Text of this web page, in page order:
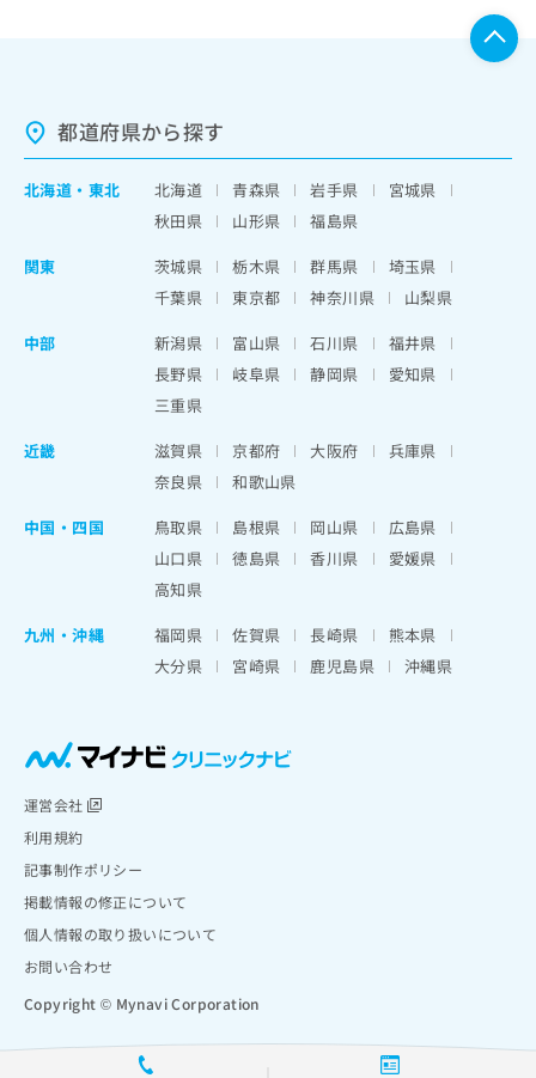
都道府県から探す
北海道 ・ 東北 北海道 青森県 岩手県
宮城県
秋田県
山形県
福島県
関東
茨城県 栃木県 群馬県
埼玉県
千葉県
東京都 神奈川県
山梨県
中部
新潟県 富山県 石川県
福井県
長野県
岐阜県 静岡県
愛知県
三重県
近畿
滋賀県 京都府 大阪府
兵庫県
奈良県
和歌山県
中国・四国
鳥取県 島根県 岡山県
広島県
山口県
徳島県 香川県
愛媛県
高知県
九州・沖縄
福岡県 佐賀県 長崎県
熊本県
大分県
宮崎県 鹿児島県 沖縄県
運営会社
利用規約
記事制作ポリシー
掲載情報の修正について
個人情報の取り扱いについて
お問い合わせ
Copyright © Mynavi Corporation